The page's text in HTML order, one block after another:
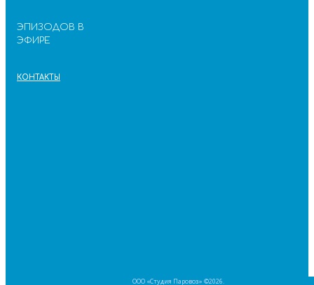
ЭПИЗОДОВ В
ЭФИРЕ
КОНТАКТЫ
ООО «Студия Паровоз» ©2026.